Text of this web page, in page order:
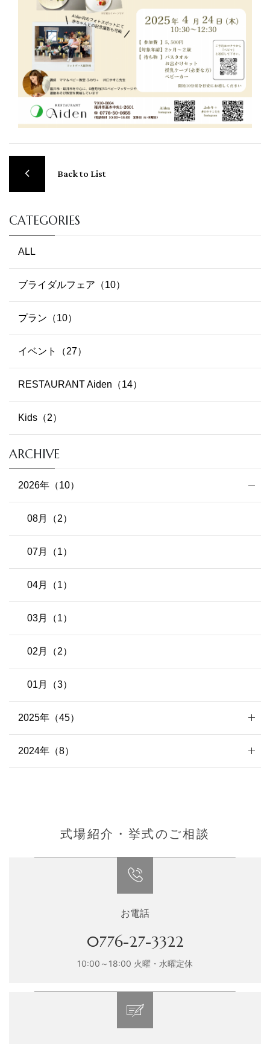
Back to List
CATEGORIES
ALL
ブライダルフェア（10）
プラン（10）
イベント（27）
RESTAURANT Aiden（14）
Kids（2）
ARCHIVE
2026年（10）
08月（2）
07月（1）
04月（1）
03月（1）
02月（2）
01月（3）
2025年（45）
2024年（8）
式場紹介・挙式のご相談
お電話
0776-27-3322
10:00～18:00 火曜・水曜定休